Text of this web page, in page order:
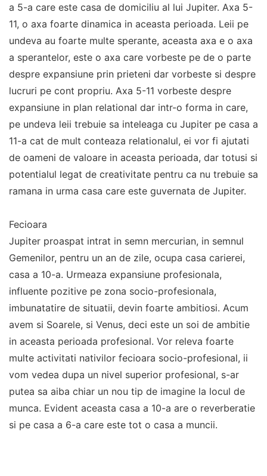
a 5-a care este casa de domiciliu al lui Jupiter. Axa 5-
11, o axa foarte dinamica in aceasta perioada. Leii pe
undeva au foarte multe sperante, aceasta axa e o axa
a sperantelor, este o axa care vorbeste pe de o parte
despre expansiune prin prieteni dar vorbeste si despre
lucruri pe cont propriu. Axa 5-11 vorbeste despre
expansiune in plan relational dar intr-o forma in care,
pe undeva leii trebuie sa inteleaga cu Jupiter pe casa a
11-a cat de mult conteaza relationalul, ei vor fi ajutati
de oameni de valoare in aceasta perioada, dar totusi si
potentialul legat de creativitate pentru ca nu trebuie sa
ramana in urma casa care este guvernata de Jupiter.
Fecioara
Jupiter proaspat intrat in semn mercurian, in semnul
Gemenilor, pentru un an de zile, ocupa casa carierei,
casa a 10-a. Urmeaza expansiune profesionala,
influente pozitive pe zona socio-profesionala,
imbunatatire de situatii, devin foarte ambitiosi. Acum
avem si Soarele, si Venus, deci este un soi de ambitie
in aceasta perioada profesional. Vor releva foarte
multe activitati nativilor fecioara socio-profesional, ii
vom vedea dupa un nivel superior profesional, s-ar
putea sa aiba chiar un nou tip de imagine la locul de
munca. Evident aceasta casa a 10-a are o reverberatie
si pe casa a 6-a care este tot o casa a muncii.